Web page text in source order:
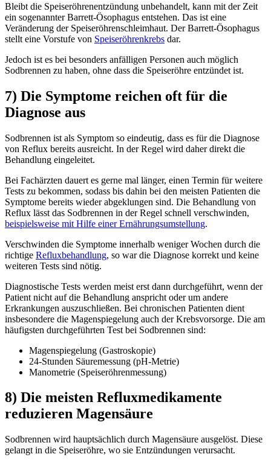
Bleibt die Speiseröhrenentzündung unbehandelt, kann mit der Zeit
ein sogenannter Barrett-Ösophagus entstehen. Das ist eine
Veränderung der Speiseröhrenschleimhaut. Der Barrett-Ösophagus
stellt eine Vorstufe von Speiseröhrenkrebs dar.
Jedoch ist es bei besonders anfälligen Personen auch möglich
Sodbrennen zu haben, ohne dass die Speiseröhre entzündet ist.
7) Die Symptome reichen oft für die
Diagnose aus
Sodbrennen ist als Symptom so eindeutig, dass es für die Diagnose
von Reflux bereits ausreicht. In der Regel wird daher direkt die
Behandlung eingeleitet.
Bei Fachärzten dauert es gerne mal länger, einen Termin für weitere
Tests zu bekommen, sodass bis dahin bei den meisten Patienten die
Symptome bereits wieder abgeklungen sind. Die Behandlung von
Reflux lässt das Sodbrennen in der Regel schnell verschwinden,
beispielsweise mit Hilfe einer Ernährungsumstellung.
Verschwinden die Symptome innerhalb weniger Wochen durch die
richtige Refluxbehandlung, so war die Diagnose korrekt und keine
weiteren Tests sind nötig.
Diagnostische Tests werden meist erst dann durchgeführt, wenn der
Patient nicht auf die Behandlung anspricht oder um andere
Erkrankungen auszuschließen. Bei chronischen Patienten dient
insbesondere die Magenspiegelung auch der Krebsvorsorge. Die am
häufigsten durchgeführten Test bei Sodbrennen sind:
Magenspiegelung (Gastroskopie)
24-Stunden Säuremessung (pH-Metrie)
Manometrie (Speiseröhrenmessung)
8) Die meisten Refluxmedikamente
reduzieren Magensäure
Sodbrennen wird hauptsächlich durch Magensäure ausgelöst. Diese
gelangt in die Speiseröhre, wo sie Entzündungen verursacht.